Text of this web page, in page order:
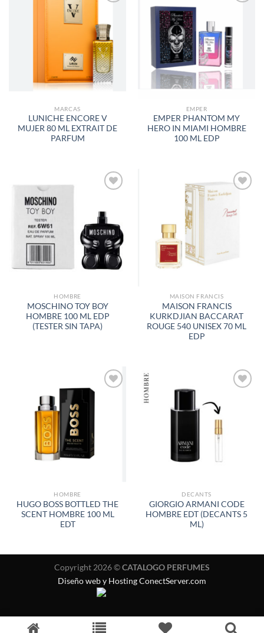
AÑADIR
A LA
LISTA
DE
DESEOS
MARCAS
LUNICHE ENCORE V
MUJER 80 ML EXTRAIT DE
PARFUM
LISTA
DE
DESEOS
EMPER
EMPER PHANTOM MY
HERO IN MIAMI HOMBRE
100 ML EDP
A LA
LISTA
DE
DESEOS
HOMBRE
MOSCHINO TOY BOY
HOMBRE 100 ML EDP
(TESTER SIN TAPA)
A LA
MAISON FRANCIS
MAISON FRANCIS
KURKDJIAN BACCARAT
ROUGE 540 UNISEX 70 ML
EDP
DESEOS
HOMBRE
HUGO BOSS BOTTLED THE
SCENT HOMBRE 100 ML
EDT
A LA
LISTA
DESEOS
DECANTS
GIORGIO ARMANI CODE
HOMBRE EDT (DECANTS 5
ML)
Copyright 2026 ©CATALOGO PERFUMES
Diseño web y Hosting ConectServer.com